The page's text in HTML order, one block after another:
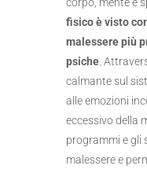
fisico è visto
malessere più
psiche .
calmante sul
alle emozioni
eccessivo della
programmi e gli
malessere e